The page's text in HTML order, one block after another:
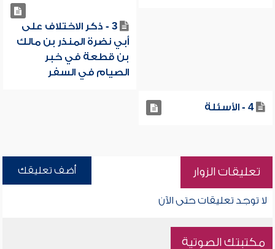
3 - ذكر الاختلاف على
أبي نضرة المنذر بن مالك
بن قطعة في خبر
الصيام في السفر
4 - الأسئلة
تعليقات الزوار أضف تعليقك
لا توجد تعليقات حتى الآن
مكتبتك الصوتية